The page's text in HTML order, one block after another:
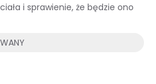
i sprawienie, że będzie ono